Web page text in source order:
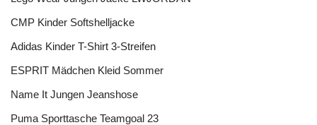
CMP Kinder Softshelljacke
Adidas Kinder T-Shirt 3-Streifen
ESPRIT Mädchen Kleid Sommer
Name It Jungen Jeanshose
Puma Sporttasche Teamgoal 23